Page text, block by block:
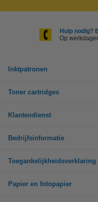
Hulp nodig?
Op
Inktpatronen
Toner cartridges
Klantendienst
Bedrijfsinformatie
Toegankelijkheidsverklaring
Papier en fotopapier